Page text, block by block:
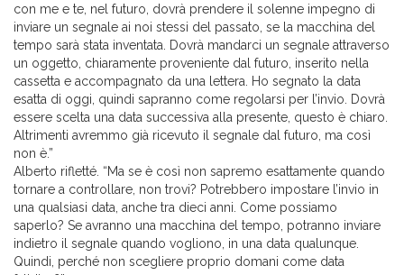
con me e te, nel futuro, dovrà prendere il solenne impegno di
inviare un segnale ai noi stessi del passato, se la macchina del
tempo sarà stata inventata. Dovrà mandarci un segnale attraverso
un oggetto, chiaramente proveniente dal futuro, inserito nella
cassetta e accompagnato da una lettera. Ho segnato la data
esatta di oggi, quindi sapranno come regolarsi per l’invio. Dovrà
essere scelta una data successiva alla presente, questo è chiaro.
Altrimenti avremmo già ricevuto il segnale dal futuro, ma così
non è.”
Alberto rifletté. “Ma se è così non sapremo esattamente quando
tornare a controllare, non trovi? Potrebbero impostare l’invio in
una qualsiasi data, anche tra dieci anni. Come possiamo
saperlo? Se avranno una macchina del tempo, potranno inviare
indietro il segnale quando vogliono, in una data qualunque.
Quindi, perché non scegliere proprio domani come data